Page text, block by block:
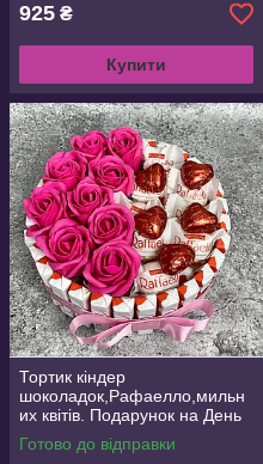
925 ₴
Купити
Тортик кіндер
шоколадок,Рафаелло,мильн
их квітів. Подарунок на День
народження, ювілей, Новий
рік
Готово до відправки